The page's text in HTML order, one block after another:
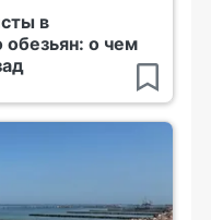
в
обезьян: о чем